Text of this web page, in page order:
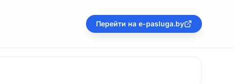
Перейти на e-pasluga.by